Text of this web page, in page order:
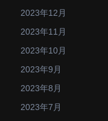
2023年12月
2023年11月
2023年10月
2023年9月
2023年8月
2023年7月